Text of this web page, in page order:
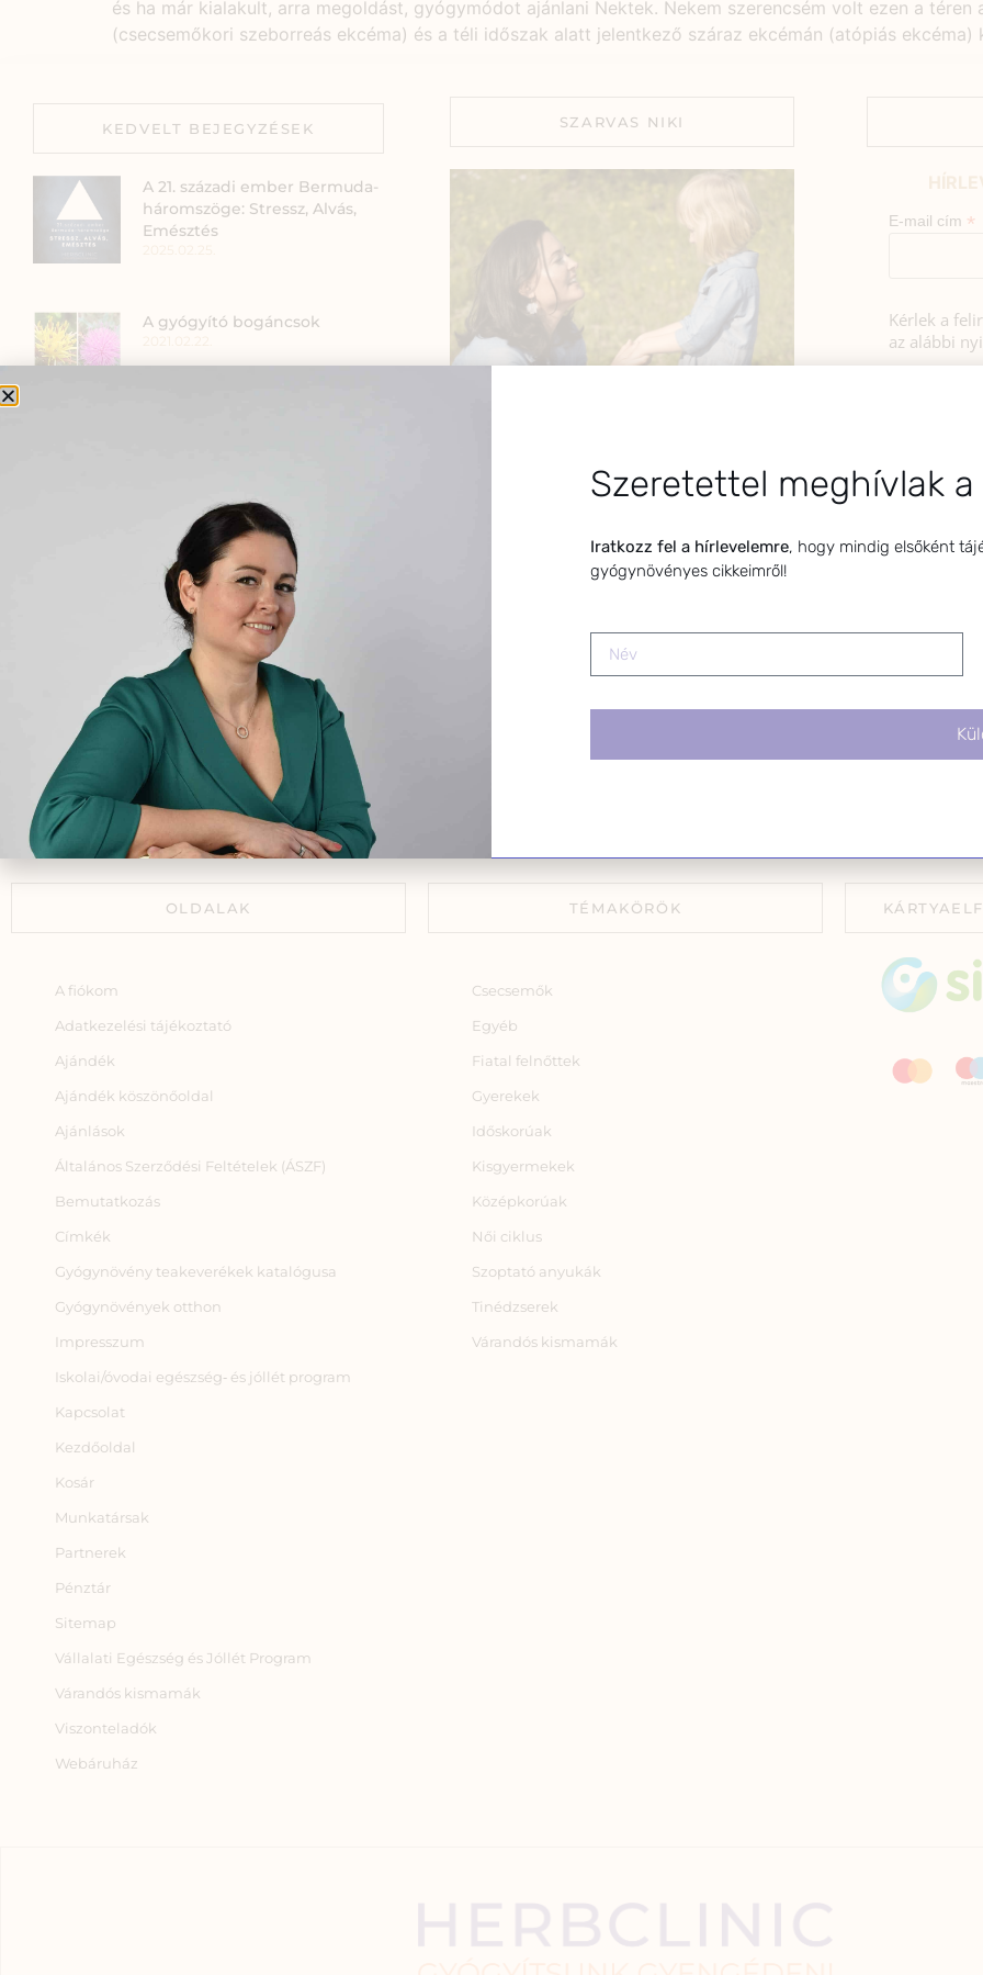
és ha már kialakult, arra megoldást, gyógymódot ajánlani Nektek. Nekem szerencsém volt ezen a téren
(csecsemőkori szeborreás ekcéma) és a téli időszak alatt jelentkező száraz ekcémán (atópiás
KEDVELT BEJEGYZÉSEK
A 21. századi ember Bermuda-
háromszöge: Stressz, Alvás,
Emésztés
A gyógyító bogáncsok
Vizesedés és puffadás
menstruáció előtt – A női
ciklus egyik leggyakoribb
tünete
2025.09.05.
Miért vékony a
méhnyálkahártyád és hogyan
támogathatod természetes
2025.09.19.
SZARVAS NIKI
alapítója, egészségügyi biomérnök,
fitoterapeuta és édesanya. Küldetésem a
oktatása, a gyermekek, a nők és a férfiak
egészségének megőrzése és helyreállítása.
E-mail cím *
Kérlek a
az alábbi
A
OLDALAK
A fiókom
Adatkezelési tájékoztató
Ajándék
Ajándék köszönőoldal
Ajánlások
Általános Szerződési Feltételek (ÁSZF)
Bemutatkozás
Címkék
Gyógynövény teakeverékek katalógusa
Gyógynövények otthon
Impresszum
Iskolai/óvodai egészség‑ és jóllét program
Kapcsolat
Kezdőoldal
Kosár
Munkatársak
Partnerek
Pénztár
Sitemap
Vállalati Egészség és Jóllét Program
Várandós kismamák
Viszonteladók
Webáruház
TÉMAKÖRÖK
Csecsemők
Egyéb
Fiatal felnőttek
Gyerekek
Időskorúak
Kisgyermekek
Középkorúak
Női ciklus
Szoptató anyukák
Tinédzserek
Várandós kismamák
Szeretettel meghívlak a
Iratkozz fel a hírlevelemre, hogy mindig elsőként
gyógynövényes cikkeimről!